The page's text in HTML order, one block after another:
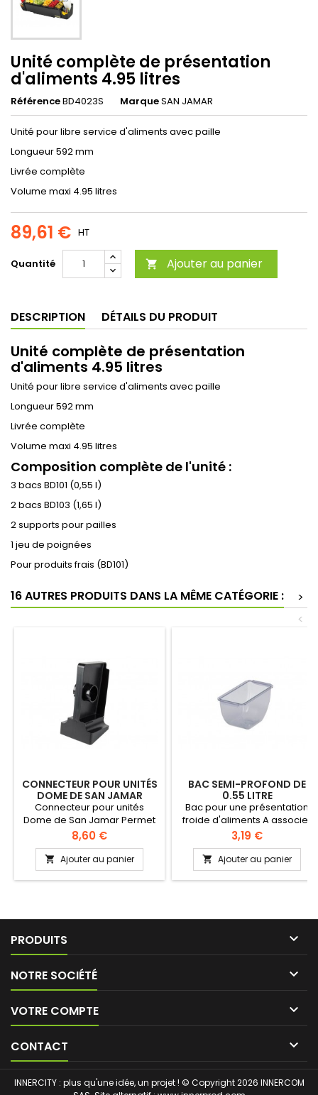
Unité complète de présentation
d'aliments 4.95 litres
RéférenceBD4023S MarqueSAN JAMAR
Unité pour libre service d'aliments avec paille
Longueur 592 mm
Livrée complète
Volume maxi 4.95 litres
89,61 € HT
Quantité  Ajouter au panier
DESCRIPTION DÉTAILS DU PRODUIT
Unité complète de présentation
d'aliments 4.95 litres
Unité pour libre service d'aliments avec paille
Longueur 592 mm
Livrée complète
Volume maxi 4.95 litres
Composition complète de l'unité :
3 bacs BD101 (0,55 l)
2 bacs BD103 (1,65 l)
2 supports pour pailles
1 jeu de poignées
Pour produits frais (BD101)
16 AUTRES PRODUITS DANS LA MÊME CATÉGORIE :
>
<
CONNECTEUR POUR UNITÉS
DOME DE SAN JAMAR
Connecteur pour unités
Dome de San Jamar Permet
de connecter plusieurs mini
Domes
Prix
8,60 €
 Ajouter au panier
BAC SEMI-PROFOND DE
0.55 LITRE
Bac pour une présentation
froide d'aliments A associer
avec des unités Domes
Prix
3,19 €
 Ajouter au panier
PRODUITS 
NOTRE SOCIÉTÉ 
VOTRE COMPTE 
CONTACT 
INNERCITY : plus qu'une idée, un projet ! © Copyright 2026 INNERCOM